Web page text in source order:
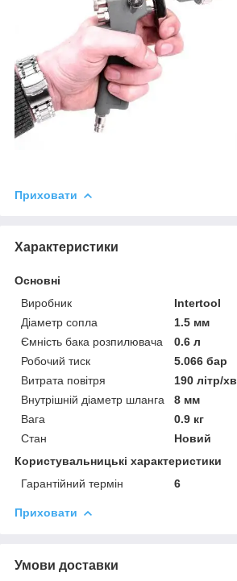
Приховати
Характеристики
Основні
Виробник
Intertool
Діаметр сопла
1.5 мм
Ємність бака розпилювача
0.6 л
Робочий тиск
5.066 бар
Витрата повітря
190 літр/хв
Внутрішній діаметр шланга
8 мм
Вага
0.9 кг
Стан
Новий
Користувальницькі характеристики
Гарантійний термін
6
Приховати
Умови доставки